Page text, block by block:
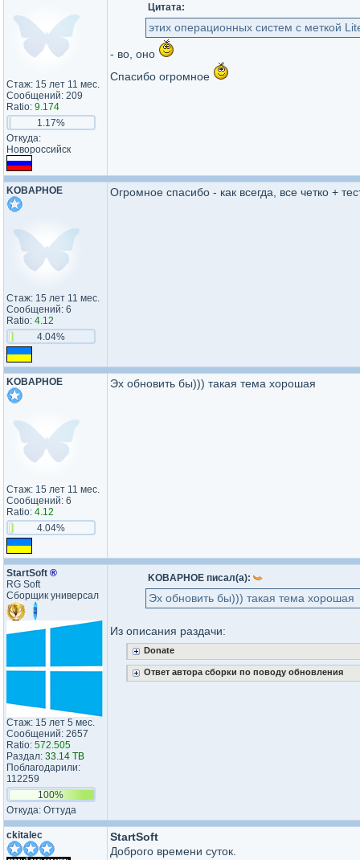
Стаж: 15 лет 11 мес.
Сообщений: 209
Ratio: 9.174
1.17%
Откуда:
Новороссийск
Цитата:
этих операционных систем с меткой
- во, оно
Спасибо огромное
KOBAPHOE
Стаж: 15 лет 11 мес.
Сообщений: 6
Ratio: 4.12
4.04%
Огромное спасибо - как всегда, все четко +
KOBAPHOE
Стаж: 15 лет 11 мес.
Сообщений: 6
Ratio: 4.12
4.04%
Эх обновить бы))) такая тема хорошая
StartSoft ®
RG Soft
Сборщик универсал
Стаж: 15 лет 5 мес.
Сообщений: 2657
Ratio: 572.505
Раздал: 33.14 TB
Поблагодарили:
112259
100%
Откуда: Оттуда
KOBAPHOE писал(а):
Эх обновить бы))) такая тема хорошая
Из описания раздачи:
Donate
Ответ автора сборки по поводу обновления
ckitalec
StartSoft
Доброго времени суток.